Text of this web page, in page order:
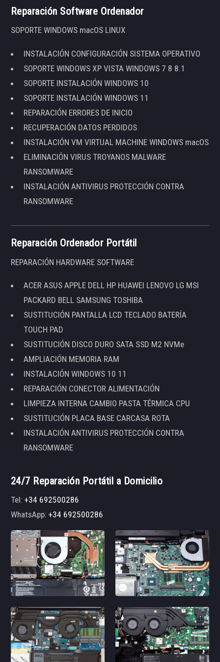
Reparación Software Ordenador
SOPORTE WINDOWS macOS LINUX
INSTALACIÓN CONFIGURACIÓN SISTEMA OPERATIVO
SOPORTE WINDOWS XP VISTA WINDOWS 7 8 8.1
SOPORTE INSTALACIÓN WINDOWS 10
SOPORTE INSTALACIÓN WINDOWS 11
REPARACIÓN ERRORES DE INICIO
RECUPERACIÓN DATOS PERDIDOS
INSTALACIÓN VM VIRTUAL MACHINE WINDOWS macOS
ELIMINACIÓN VIRUS TROYANOS MALWARE
RANSOMWARE
INSTALACIÓN ANTIVIRUS PROTECCIÓN CONTRA
RANSOMWARE
Reparación Ordenador Portátil
REPARACIÓN HARDWARE SOFTWARE
ACER ASUS APPLE DELL HP HUAWEI LENOVO LG MSI
PACKARD BELL SAMSUNG TOSHIBA
SUSTITUCIÓN PANTALLA LCD TECLADO BATERÍA
TOUCH PAD
SUSTITUCIÓN DISCO DURO SATA SSD M2 NVMe
AMPLIACIÓN MEMORIA RAM
INSTALACIÓN WINDOWS 10 11
REPARACIÓN CONECTOR ALIMENTACIÓN
LIMPIEZA INTERNA CAMBIO PASTA TÉRMICA CPU
SUSTITUCIÓN PLACA BASE CARCASA ROTA
INSTALACIÓN ANTIVIRUS PROTECCIÓN CONTRA
RANSOMWARE
24/7 Reparación Portátil a Domicilio
Tel:+34 692500286
WhatsApp:+34 692500286